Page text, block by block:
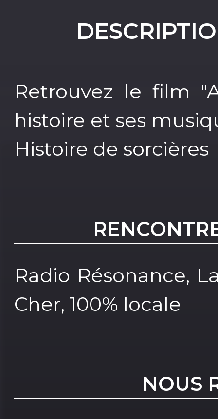
Retrouvez le film
histoire et ses
Histoire de sorcières
Radio Résonance,
Cher, 100% locale
NOUS